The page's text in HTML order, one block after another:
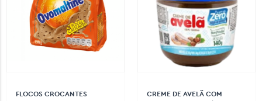
FLOCOS CROCANTES
CREME DE AVELÃ COM